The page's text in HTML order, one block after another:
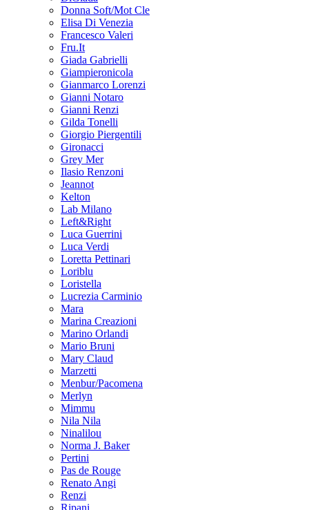
Donna Soft/Mot Cle
Elisa Di Venezia
Francesco Valeri
Fru.It
Giada Gabrielli
Giampieronicola
Gianmarco Lorenzi
Gianni Notaro
Gianni Renzi
Gilda Tonelli
Giorgio Piergentili
Gironacci
Grey Mer
Ilasio Renzoni
Jeannot
Kelton
Lab Milano
Left&Right
Luca Guerrini
Luca Verdi
Loretta Pettinari
Loriblu
Loristella
Lucrezia Carminio
Mara
Marina Creazioni
Marino Orlandi
Mario Bruni
Mary Claud
Marzetti
Menbur/Pacomena
Merlyn
Mimmu
Nila Nila
Ninalilou
Norma J. Baker
Pertini
Pas de Rouge
Renato Angi
Renzi
Ripani